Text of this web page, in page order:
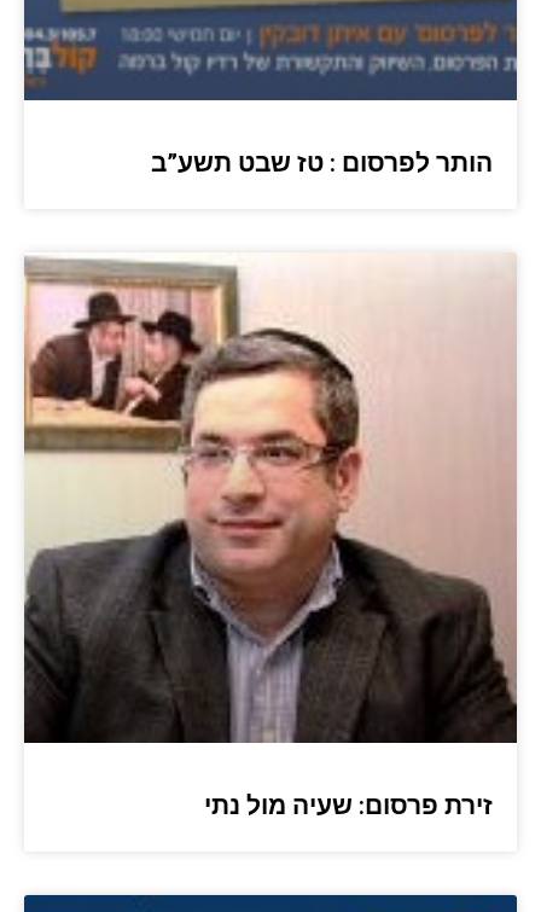
הותר לפרסום : טז שבט תשע”ב
זירת פרסום: שעיה מול נתי